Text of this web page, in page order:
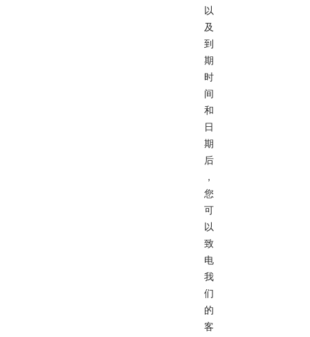
以
及
到
期
时
间
和
日
期
后
，
您
可
以
致
电
我
们
的
客